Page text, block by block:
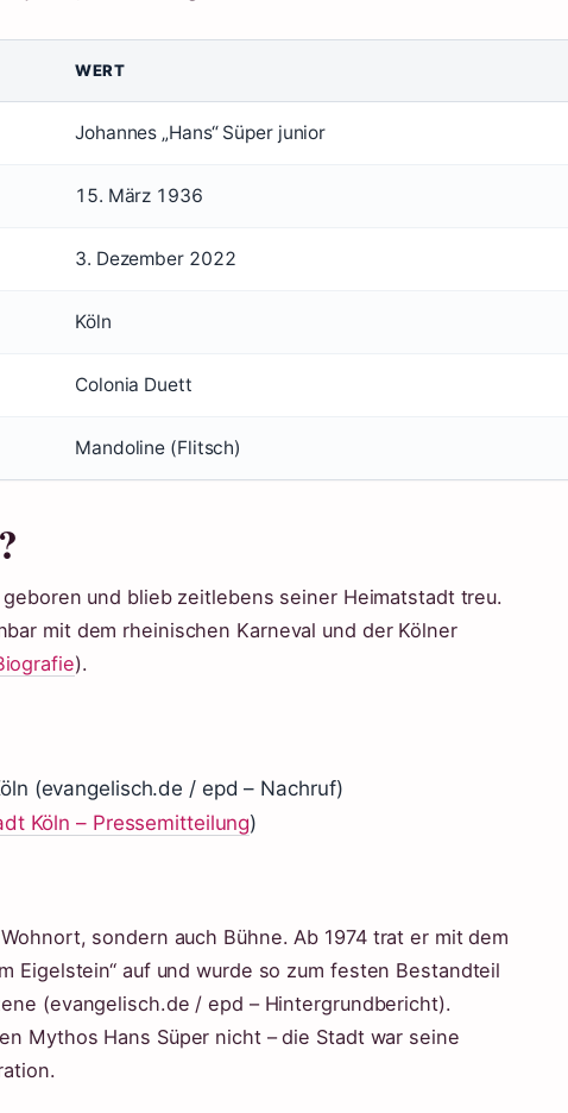
WERT
Johannes „Hans“ Süper junior
15. März 1936
3. Dezember 2022
Köln
Colonia Duett
Mandoline (Flitsch)
und blieb zeitlebens seiner Heimatstadt treu.
mit dem rheinischen Karneval und der Kölner
).
(evangelisch.de / epd – Nachruf)
Köln – Pressemitteilung)
sondern auch Bühne. Ab 1974 trat er mit dem
Eigelstein“ auf und wurde so zum festen Bestandteil
(evangelisch.de / epd – Hintergrundbericht).
Mythos Hans Süper nicht – die Stadt war seine